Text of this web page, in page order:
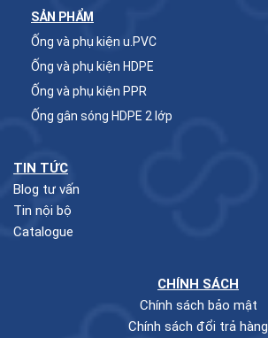
SẢN PHẨM
Ống và phụ kiện u.PVC
Ống và phụ kiện HDPE
Ống và phụ kiện PPR
Ống gân sóng HDPE 2 lớp
TIN TỨC
Blog tư vấn
Tin nội bộ
Catalogue
CHÍNH SÁCH
Chính sách bảo mật
Chính sách đổi trả hàng